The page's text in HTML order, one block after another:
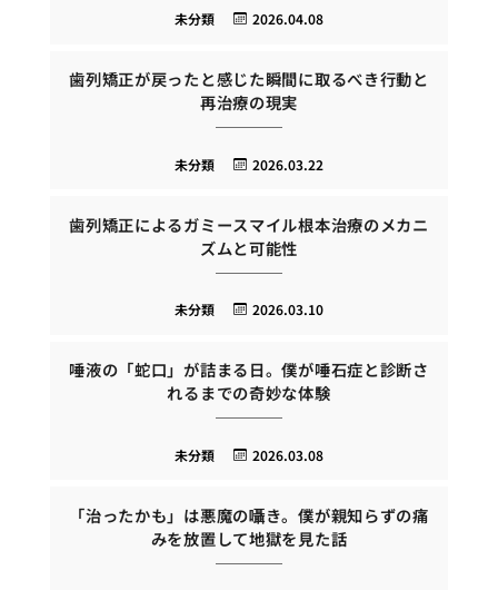
2026.04.08
未分類
歯列矯正が戻ったと感じた瞬間に取るべき行動と
再治療の現実
2026.03.22
未分類
歯列矯正によるガミースマイル根本治療のメカニ
ズムと可能性
2026.03.10
未分類
唾液の「蛇口」が詰まる日。僕が唾石症と診断さ
れるまでの奇妙な体験
2026.03.08
未分類
「治ったかも」は悪魔の囁き。僕が親知らずの痛
みを放置して地獄を見た話